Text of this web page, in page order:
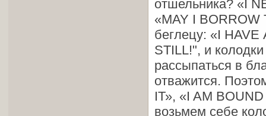
отшельника? «I
«MAY I
беглецу: «I
STILL!", и
рассыпаться в
отважится.
IТ», «I AM
возьмем себе